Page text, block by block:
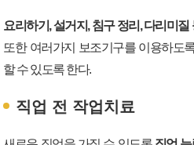
요리하기, 설거지, 침구 정리, 다리미
또한 여러가지 보조기구를 이용하도
할 수 있도록 한다.
직업 전 작업치료